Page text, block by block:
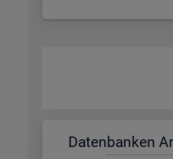
Da­ten­ban­ken